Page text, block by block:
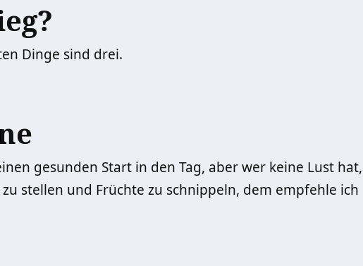
Dinge sind drei.
gesunden Start in den Tag, aber wer keine Lust hat,
stellen und Früchte zu schnippeln, dem empfehle ich